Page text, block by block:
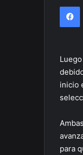
inicio
para